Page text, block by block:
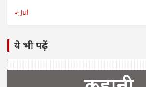
« Jul
ये भी पढ़ें